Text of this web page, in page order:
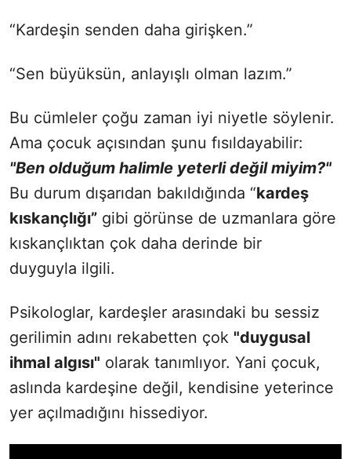
“Kardeşin senden daha girişken.”
“Sen büyüksün, anlayışlı olman lazım.”
Bu cümleler çoğu zaman iyi niyetle söylenir.
Ama çocuk açısından şunu fısıldayabilir:
"Ben olduğum halimle yeterli değil miyim?"
Bu durum dışarıdan bakıldığında “kardeş
kıskançlığı” gibi görünse de uzmanlara göre
kıskançlıktan çok daha derinde bir
duyguyla ilgili.
Psikologlar, kardeşler arasındaki bu sessiz
gerilimin adını rekabetten çok "duygusal
ihmal algısı" olarak tanımlıyor. Yani çocuk,
aslında kardeşine değil, kendisine yeterince
yer açılmadığını hissediyor.